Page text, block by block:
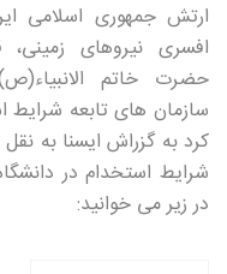
ارتش جمهوری اسلامی
افسری نیروهای زمینی،
حضرت خاتم
سازمان های تابعه شرایط
کرد به گزراش ایسنا به
شرایط استخدام در
در زیر می خوانید: